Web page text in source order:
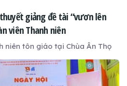
giảng đề tài “vươn lên
viên Thanh niên
niên tôn giáo tại Chùa Ân Thọ